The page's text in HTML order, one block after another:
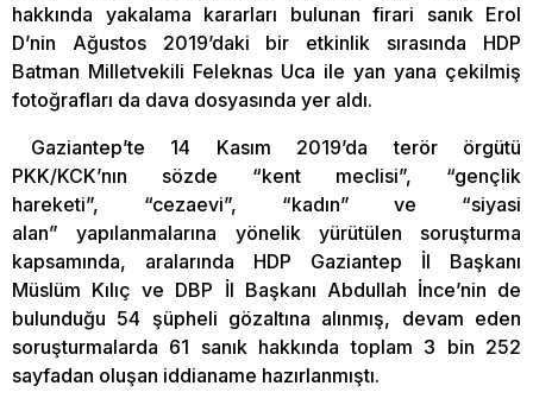
hakkında yakalama kararları bulunan firari sanık Erol
D’nin Ağustos 2019’daki bir etkinlik sırasında HDP
Batman Milletvekili Feleknas Uca ile yan yana çekilmiş
fotoğrafları da dava dosyasında yer aldı.
Gaziantep’te 14 Kasım 2019’da terör örgütü
PKK/KCK’nın sözde “kent meclisi”, “gençlik
hareketi”, “cezaevi”, “kadın” ve “siyasi
alan” yapılanmalarına yönelik yürütülen soruşturma
kapsamında, aralarında HDP Gaziantep İl Başkanı
Müslüm Kılıç ve DBP İl Başkanı Abdullah İnce’nin de
bulunduğu 54 şüpheli gözaltına alınmış, devam eden
soruşturmalarda 61 sanık hakkında toplam 3 bin 252
sayfadan oluşan iddianame hazırlanmıştı.